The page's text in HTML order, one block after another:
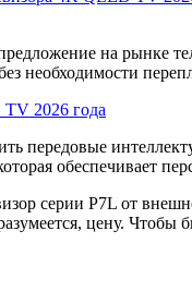
на рынке
необходимости
передовые
обеспечивает
серии P7L от
цену.